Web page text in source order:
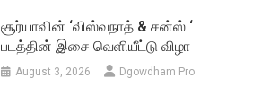
சூர்யாவின் ‘விஸ்வநாத் & சன்ஸ் ‘
படத்தின் இசை வெளியீட்டு விழா
August 3, 2026 Dgowdham Pro